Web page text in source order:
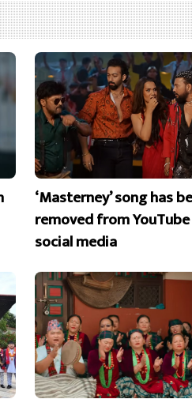
‘Masterney’ song has
removed from
social media